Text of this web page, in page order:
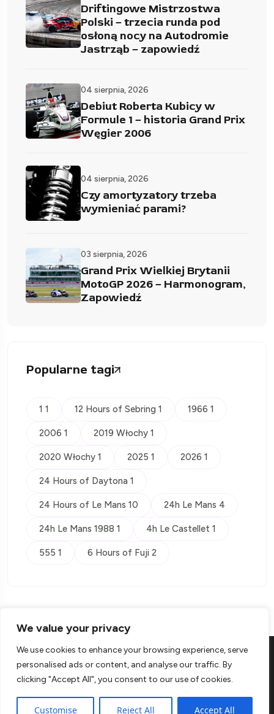
We value your privacy
We use cookies to enhance your browsing experience, serve
personalised ads or content, and analyse our traffic. By
clicking "Accept All", you consent to our use of cookies.
Customise Reject All Accept All
Driftingowe Mistrzostwa
Polski – trzecia runda pod
osłoną nocy na Autodromie
Jastrząb – zapowiedź
04 sierpnia, 2026
Debiut Roberta Kubicy w
Formule 1 – historia Grand Prix
Węgier 2006
04 sierpnia, 2026
Czy amortyzatory trzeba
wymieniać parami?
03 sierpnia, 2026
Grand Prix Wielkiej Brytanii
MotoGP 2026 – Harmonogram,
Zapowiedź
Popularne tagi
1 1 12 Hours of Sebring 1 1966 1
2006 1 2019 Włochy 1
2020 Włochy 1 2025 1 2026 1
24 Hours of Daytona 1
24 Hours of Le Mans 10 24h Le Mans 4
24h Le Mans 1988 1 4h Le Castellet 1
555 1 6 Hours of Fuji 2
© Copyright 2026 Kontra